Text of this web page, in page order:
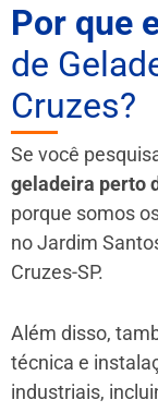
Por que
de
Cruzes?
Se você
geladeira perto
porque somos
no Jardim
Cruzes-SP.
Além disso,
técnica e
industriais,